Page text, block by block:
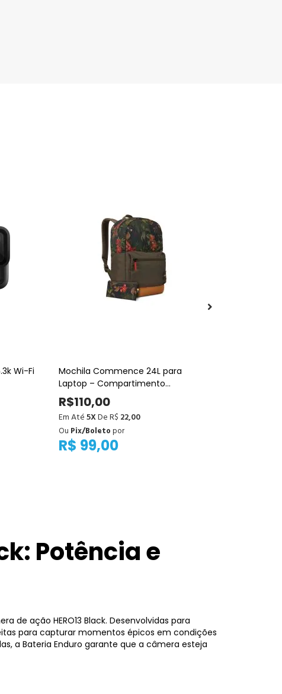
Wi-Fi
Mochila Commence 24L para
Laptop – Compartimento
Acolchoado, Organização Interna e
Estampa Multi Floral
R$110,00
Em Até5XDe R$ 22,00
R$ 99,00
Ou Pix/Boletopor
Potência e
de ação HERO13 Black. Desenvolvidas para
para capturar momentos épicos em condições
a Bateria Enduro garante que a câmera esteja